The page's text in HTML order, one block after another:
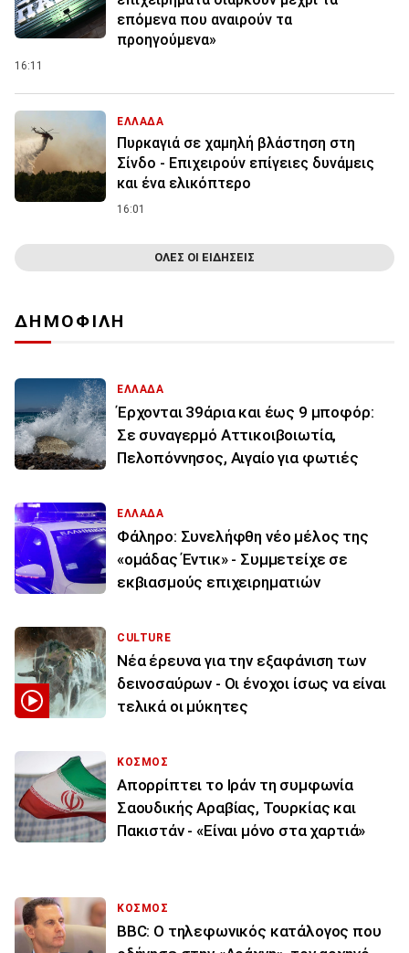
επόμενα που αναιρούν τα
προηγούμενα»
16:11
ΕΛΛΑΔΑ
Πυρκαγιά σε χαμηλή βλάστηση στη
Σίνδο - Επιχειρούν επίγειες δυνάμεις
και ένα ελικόπτερο
16:01
ΟΛΕΣ ΟΙ ΕΙΔΗΣΕΙΣ
ΔΗΜΟΦΙΛΗ
ΕΛΛΑΔΑ
Έρχονται 39άρια και έως 9 μποφόρ:
Σε συναγερμό Αττικοιβοιωτία,
Πελοπόννησος, Αιγαίο για φωτιές
ΕΛΛΑΔΑ
Φάληρο: Συνελήφθη νέο μέλος της
«ομάδας Έντικ» - Συμμετείχε σε
εκβιασμούς επιχειρηματιών
CULTURE
Νέα έρευνα για την εξαφάνιση των
δεινοσαύρων - Οι ένοχοι ίσως να είναι
τελικά οι μύκητες
ΚΟΣΜΟΣ
Απορρίπτει το Ιράν τη συμφωνία
Σαουδικής Αραβίας, Τουρκίας και
Πακιστάν - «Είναι μόνο στα χαρτιά»
ΚΟΣΜΟΣ
BBC: Ο τηλεφωνικός κατάλογος που